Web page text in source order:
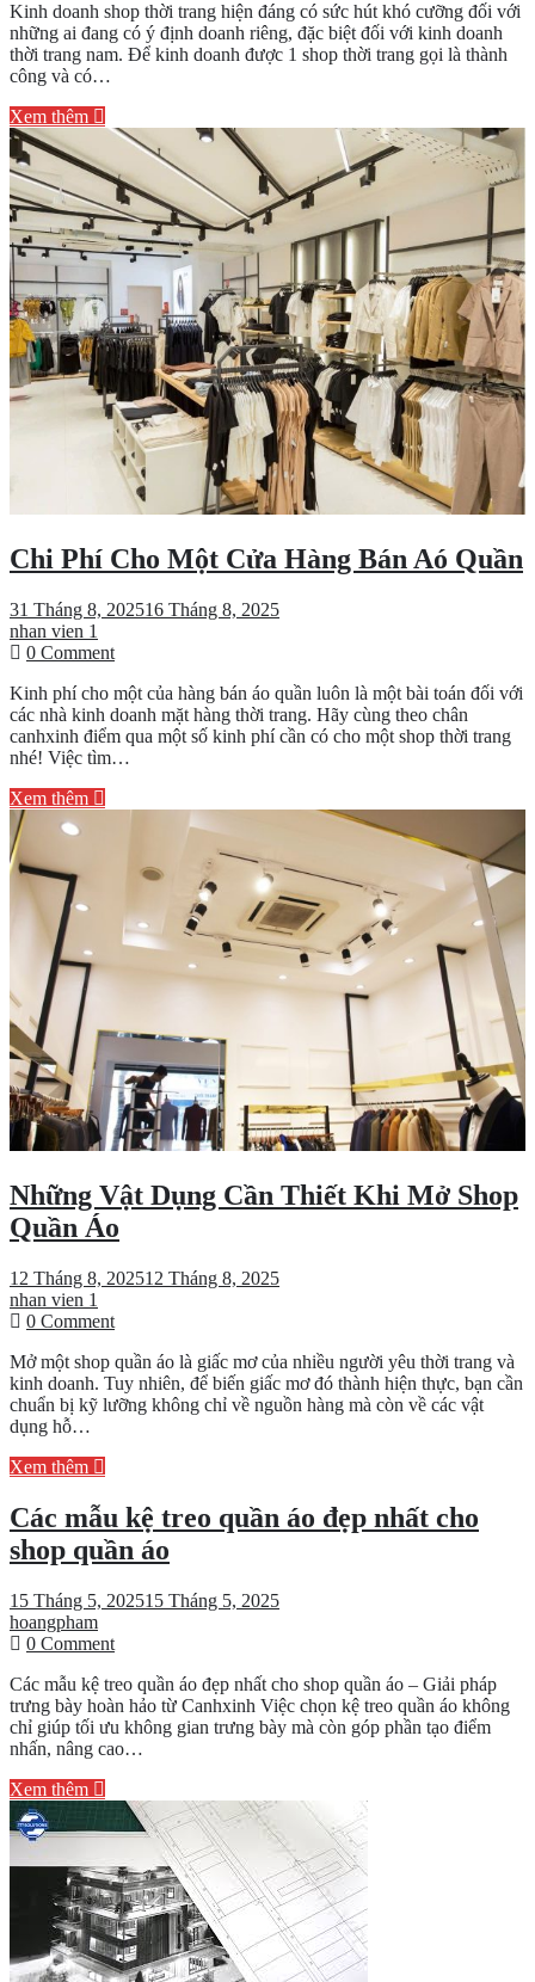
kế
cơ
bản
trang
Kinh doanh shop thời trang hiện đáng có sức hút khó cưỡng đối với
những ai đang có ý định doanh riêng, đặc biệt đối với kinh doanh
thời trang nam. Để kinh doanh được 1 shop thời trang gọi là thành
công và có…
Xem thêm
Chi Phí Cho Một Cửa Hàng Bán Aó Quần
31 Tháng 8, 202516 Tháng 8, 2025
nhan vien 1
0 Commenton
Phí
Cho
Một
Cửa
Kinh phí cho một của hàng bán áo quần luôn là một bài toán đối với
các nhà kinh doanh mặt hàng thời trang. Hãy cùng theo chân
canhxinh điểm qua một số kinh phí cần có cho một shop thời trang
nhé! Việc tìm…
Xem thêm
Những Vật Dụng Cần Thiết Khi Mở Shop
Quần Áo
12 Tháng 8, 202512 Tháng 8, 2025
nhan vien 1
0 Commenton
Vật
Dụng
Cần
Quần
Áo
Mở một shop quần áo là giấc mơ của nhiều người yêu thời trang và
kinh doanh. Tuy nhiên, để biến giấc mơ đó thành hiện thực, bạn cần
chuẩn bị kỹ lưỡng không chỉ về nguồn hàng mà còn về các vật
dụng hỗ…
Xem thêm
Các mẫu kệ treo quần áo đẹp nhất cho
shop quần áo
15 Tháng 5, 202515 Tháng 5, 2025
hoangpham
0 Commenton
mẫu
kệ
treo
quần
nhất
cho
quần
áo
Các mẫu kệ treo quần áo đẹp nhất cho shop quần áo – Giải pháp
trưng bày hoàn hảo từ Canhxinh Việc chọn kệ treo quần áo không
chỉ giúp tối ưu không gian trưng bày mà còn góp phần tạo điểm
nhấn, nâng cao…
Xem thêm